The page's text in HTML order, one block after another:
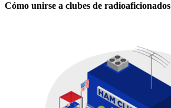
Cómo unirse a clubes de radioaficionados